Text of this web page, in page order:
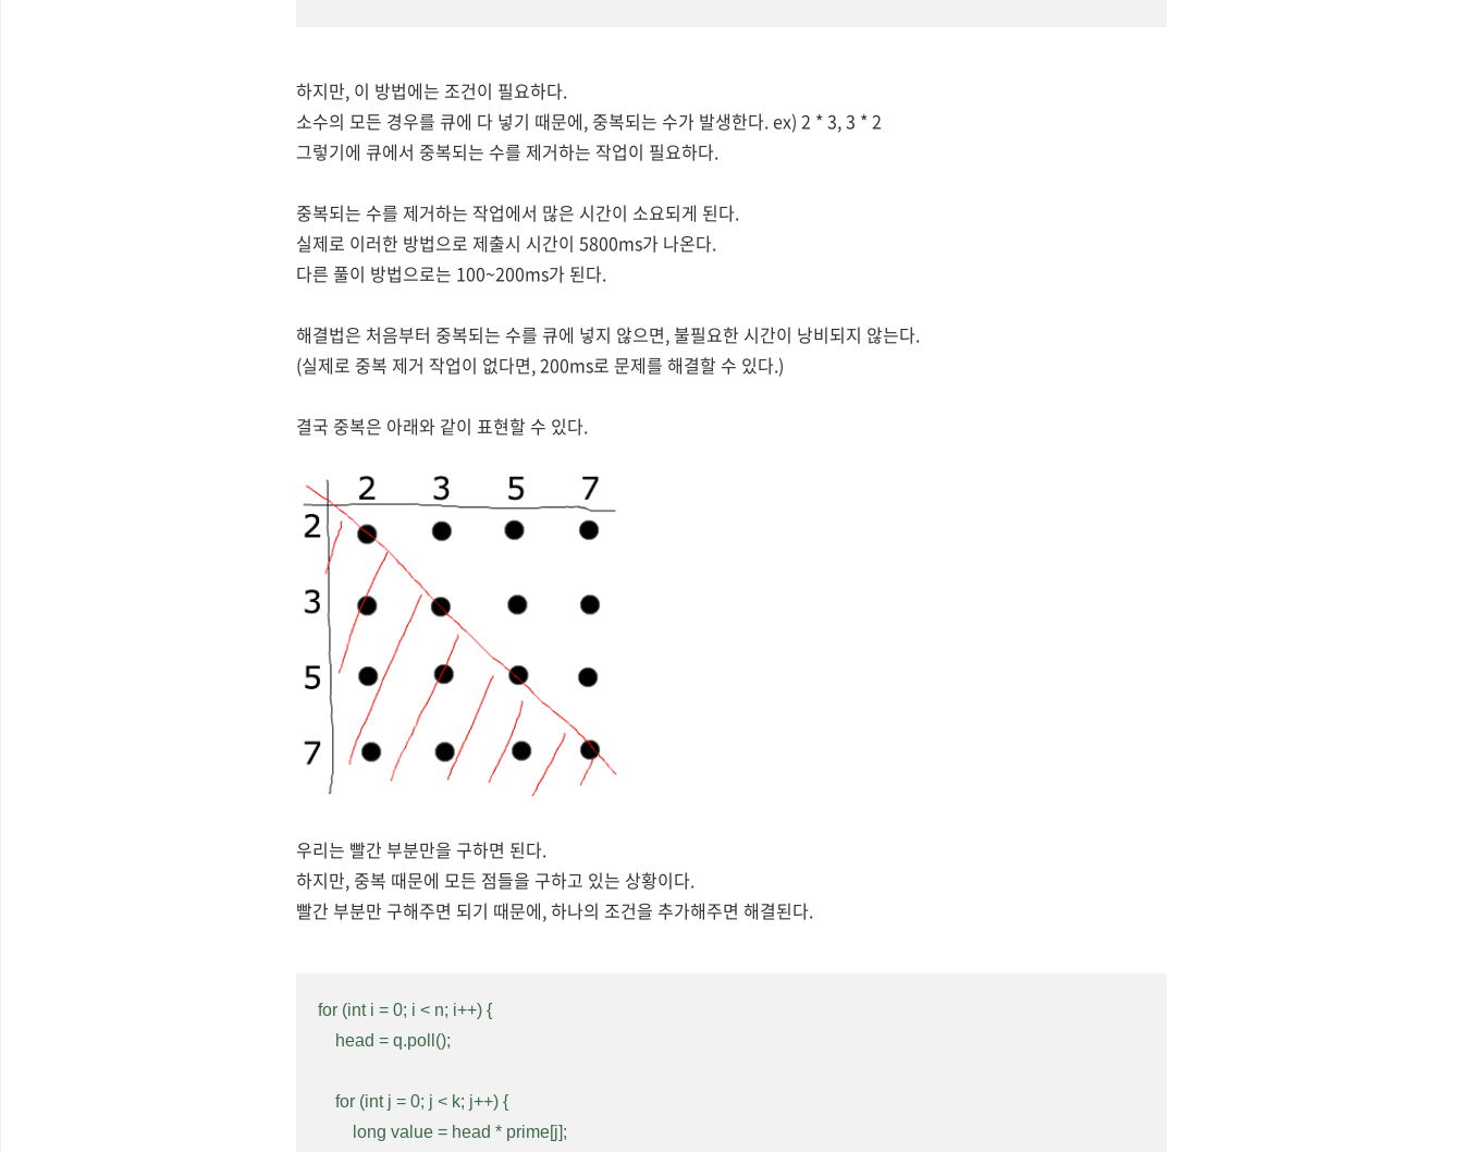
하지만, 이 방법에는 조건이 필요하다.
소수의 모든 경우를 큐에 다 넣기 때문에, 중복되는 수가 발생한다. ex) 2 * 3, 3 * 2
그렇기에 큐에서 중복되는 수를 제거하는 작업이 필요하다.
중복되는 수를 제거하는 작업에서 많은 시간이 소요되게 된다.
실제로 이러한 방법으로 제출시 시간이 5800ms가 나온다.
다른 풀이 방법으로는 100~200ms가 된다.
해결법은 처음부터 중복되는 수를 큐에 넣지 않으면, 불필요한 시간이 낭비되지 않는다.
(실제로 중복 제거 작업이 없다면, 200ms로 문제를 해결할 수 있다.)
결국 중복은 아래와 같이 표현할 수 있다.
우리는 빨간 부분만을 구하면 된다.
하지만, 중복 때문에 모든 점들을 구하고 있는 상황이다.
빨간 부분만 구해주면 되기 때문에, 하나의 조건을 추가해주면 해결된다.
for (int i = 0; i < n; i++) {